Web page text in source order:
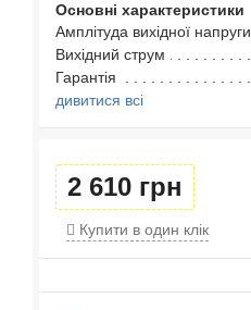
Основні характеристики
Амплітуда вихідної напруги
Вихідний струм
Гарантія
дивитися всі
2 610 грн
Купити в один клік